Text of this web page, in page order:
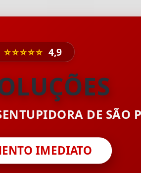
⭐⭐⭐⭐⭐ 4,9
DE SÃO
IMEDIATO